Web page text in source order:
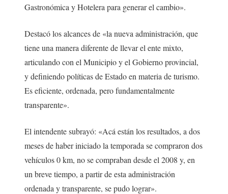
Gastronómica y Hotelera para generar el cambio».
Destacó los alcances de «la nueva administración, que
tiene una manera diferente de llevar el ente mixto,
articulando con el Municipio y el Gobierno provincial,
y definiendo políticas de Estado en materia de turismo.
Es eficiente, ordenada, pero fundamentalmente
transparente».
El intendente subrayó: «Acá están los resultados, a dos
meses de haber iniciado la temporada se compraron dos
vehículos 0 km, no se compraban desde el 2008 y, en
un breve tiempo, a partir de esta administración
ordenada y transparente, se pudo lograr».